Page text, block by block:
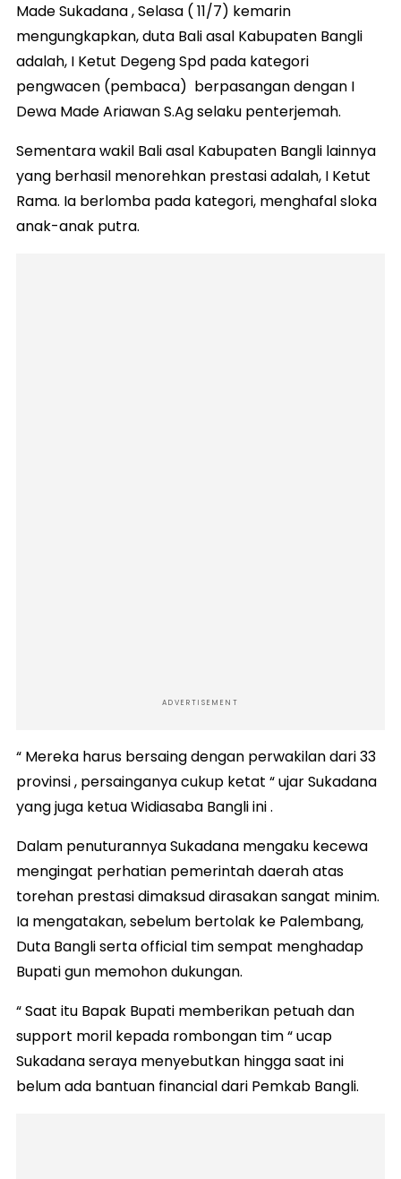
Made Sukadana , Selasa ( 11/7) kemarin
mengungkapkan, duta Bali asal Kabupaten Bangli
adalah, I Ketut Degeng Spd pada kategori
pengwacen (pembaca) berpasangan dengan I
Dewa Made Ariawan S.Ag selaku penterjemah.
Sementara wakil Bali asal Kabupaten Bangli lainnya
yang berhasil menorehkan prestasi adalah, I Ketut
Rama. Ia berlomba pada kategori, menghafal sloka
anak-anak putra.
ADVERTISEMENT
“ Mereka harus bersaing dengan perwakilan dari 33
provinsi , persainganya cukup ketat “ ujar Sukadana
yang juga ketua Widiasaba Bangli ini .
Dalam penuturannya Sukadana mengaku kecewa
mengingat perhatian pemerintah daerah atas
torehan prestasi dimaksud dirasakan sangat minim.
Ia mengatakan, sebelum bertolak ke Palembang,
Duta Bangli serta official tim sempat menghadap
Bupati gun memohon dukungan.
“ Saat itu Bapak Bupati memberikan petuah dan
support moril kepada rombongan tim “ ucap
Sukadana seraya menyebutkan hingga saat ini
belum ada bantuan financial dari Pemkab Bangli.